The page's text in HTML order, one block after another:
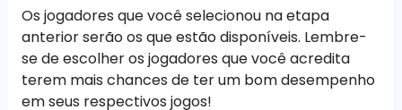
Os jogadores que você selecionou na etapa
anterior serão os que estão disponíveis. Lembre-
se de escolher os jogadores que você acredita
terem mais chances de ter um bom desempenho
em seus respectivos jogos!